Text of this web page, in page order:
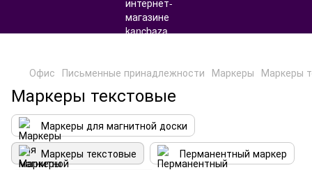
Офис Письменные принадлежности Маркеры Маркеры
Маркеры текстовые
Маркеры для магнитной доски
Маркеры текстовые
Перманентный маркер